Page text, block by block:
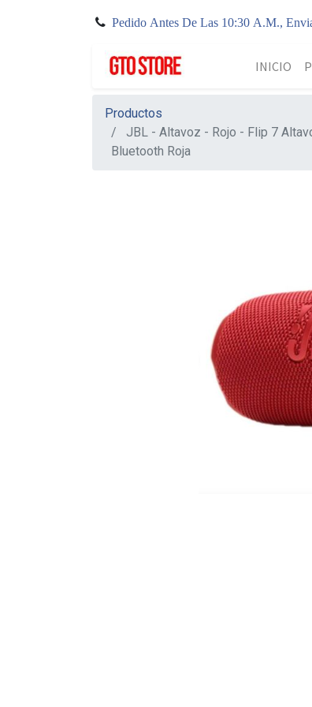
Pedido Antes De Las 10:30 A.M.,
INICIO
Productos
JBL - Altavoz - Rojo - Flip 7
Bluetooth Roja